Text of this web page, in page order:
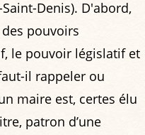
Denis). D'abord,
pouvoirs
le pouvoir législatif et
il rappeler ou
maire est, certes élu
patron d’une